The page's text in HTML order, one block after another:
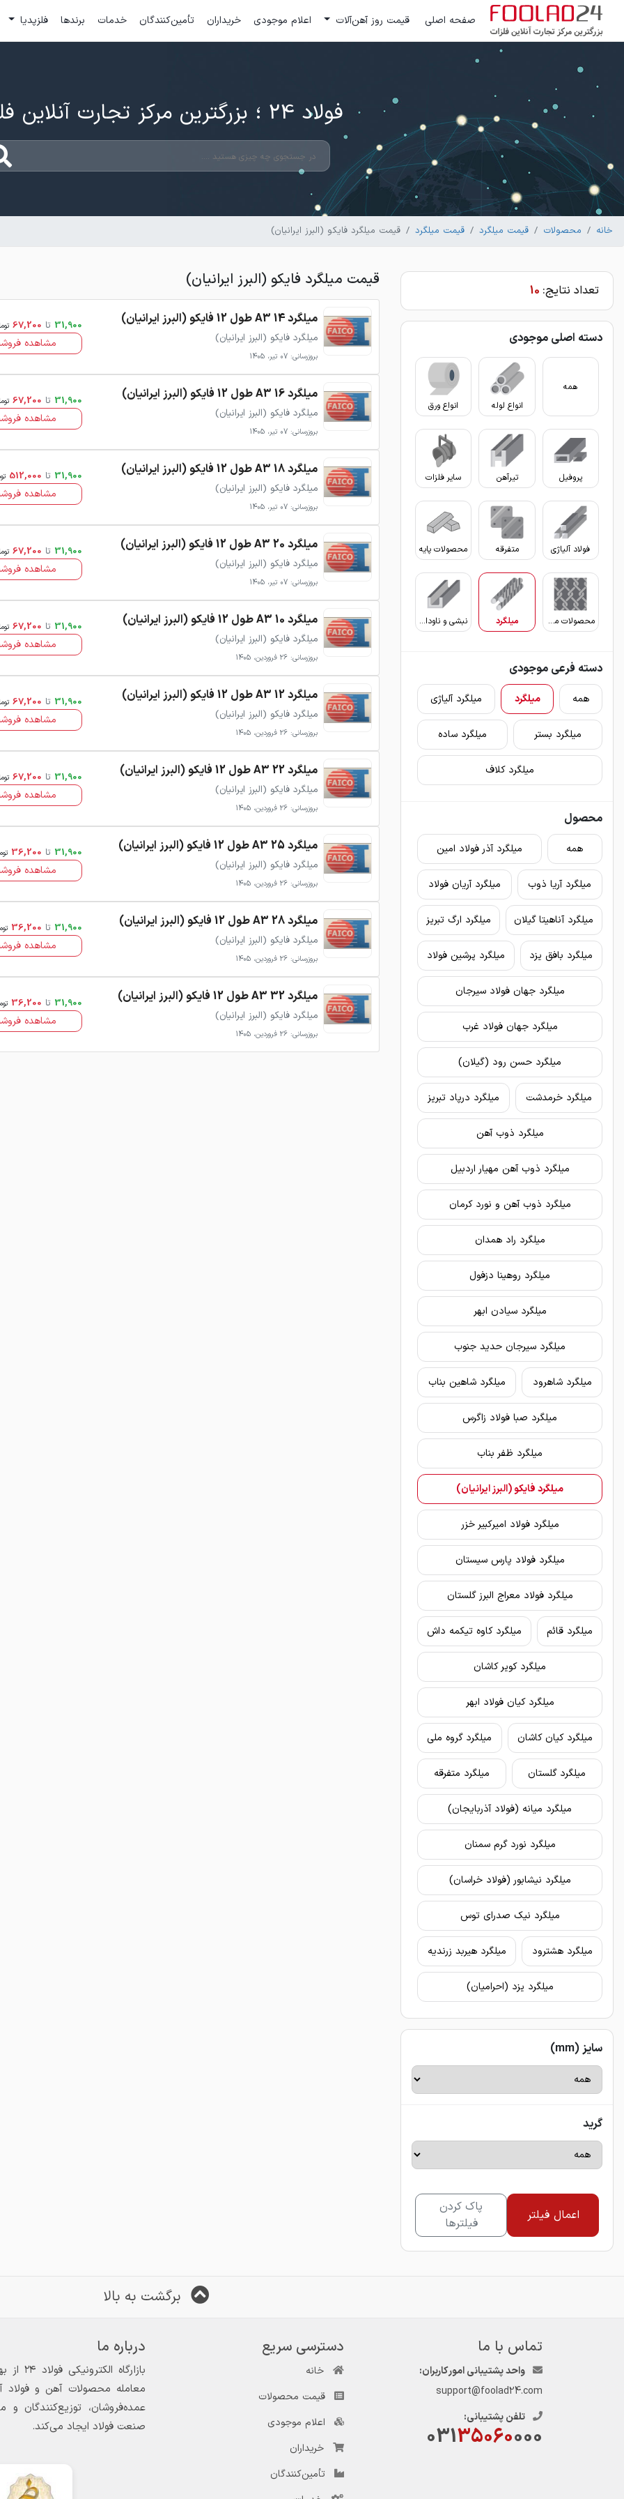
صفحه اصلی قیمت روز آهن‌آلات اعلام موجودی خریداران تأمین‌کنندگان خدمات برندها فلزپدیا
فولاد 24 ؛ بزرگترین مرکز تجارت آنلاین فلزات
خانه محصولات قیمت میلگرد قیمت میلگرد قیمت میلگرد فایکو (البرز ایرانیان)
تعداد نتایج: 10
دسته اصلی موجودی
همه
انواع لوله
انواع ورق
پروفیل تیرآهن سایر فلزات
فولاد آلیاژی متفرقه محصولات پایه
محصولات مفتولی میلگرد نبشی و ناودانی
دسته فرعی موجودی
همه میلگرد میلگرد آلیاژی
میلگرد بستر میلگرد ساده
میلگرد کلاف
محصول
همه میلگرد آذر فولاد امین
میلگرد آریا ذوب میلگرد آریان فولاد
میلگرد آناهیتا گیلان میلگرد ارگ تبریز
میلگرد بافق یزد میلگرد پرشین فولاد
میلگرد جهان فولاد سیرجان
میلگرد جهان فولاد غرب
میلگرد خرمدشت میلگرد درپاد تبریز
میلگرد ذوب آهن
میلگرد ذوب آهن مهیار اردبیل
میلگرد ذوب آهن و نورد کرمان
میلگرد راد همدان
میلگرد روهینا دزفول
میلگرد سیادن ابهر
میلگرد سیرجان حدید جنوب
میلگرد شاهرود میلگرد شاهین بناب
میلگرد صبا فولاد زاگرس
میلگرد ظفر بناب
میلگرد فایکو (البرز ایرانیان)
میلگرد فولاد امیرکبیر خزر
میلگرد فولاد پارس سیستان
میلگرد فولاد معراج البرز گلستان
میلگرد قائم میلگرد کاوه تیکمه داش
میلگرد کویر کاشان
میلگرد کیان فولاد ابهر
میلگرد کیان کاشان میلگرد گروه ملی
میلگرد گلستان میلگرد متفرقه
میلگرد میانه (فولاد آذربایجان)
میلگرد نورد گرم سمنان
میلگرد نیشابور (فولاد خراسان)
میلگرد نیک صدرای توس
میلگرد هشترود میلگرد هیربد زرندیه
میلگرد یزد (احرامیان)
سایز (mm)
گرید
اعمال فیلتر
پاک کردن
فیلترها
قیمت میلگرد فایکو (البرز ایرانیان)
میلگرد 14 A3 طول 12 فایکو (البرز ایرانیان)
میلگرد فایکو (البرز ایرانیان)
بروزرسانی: 07 تیر، 1405
31,900 تا 67,200
مشاهده
میلگرد 16 A3 طول 12 فایکو (البرز ایرانیان)
میلگرد فایکو (البرز ایرانیان)
بروزرسانی: 07 تیر، 1405
31,900 تا 67,200
مشاهده
میلگرد 18 A3 طول 12 فایکو (البرز ایرانیان)
میلگرد فایکو (البرز ایرانیان)
بروزرسانی: 07 تیر، 1405
31,900 تا 512,000
مشاهده
میلگرد 20 A3 طول 12 فایکو (البرز ایرانیان)
میلگرد فایکو (البرز ایرانیان)
بروزرسانی: 07 تیر، 1405
31,900 تا 67,200
مشاهده
میلگرد 10 A3 طول 12 فایکو (البرز ایرانیان)
میلگرد فایکو (البرز ایرانیان)
بروزرسانی: 26 فروردین، 1405
31,900 تا 67,200
مشاهده
میلگرد 12 A3 طول 12 فایکو (البرز ایرانیان)
میلگرد فایکو (البرز ایرانیان)
بروزرسانی: 26 فروردین، 1405
31,900 تا 67,200
مشاهده
میلگرد 22 A3 طول 12 فایکو (البرز ایرانیان)
میلگرد فایکو (البرز ایرانیان)
بروزرسانی: 26 فروردین، 1405
31,900 تا 67,200
مشاهده
میلگرد 25 A3 طول 12 فایکو (البرز ایرانیان)
میلگرد فایکو (البرز ایرانیان)
بروزرسانی: 26 فروردین، 1405
31,900 تا 36,200
مشاهده
میلگرد 28 A3 طول 12 فایکو (البرز ایرانیان)
میلگرد فایکو (البرز ایرانیان)
بروزرسانی: 26 فروردین، 1405
31,900 تا 36,200
مشاهده
میلگرد 32 A3 طول 12 فایکو (البرز ایرانیان)
میلگرد فایکو (البرز ایرانیان)
بروزرسانی: 26 فروردین، 1405
31,900 تا 36,200
مشاهده
برگشت به بالا
تماس با ما
واحد پشتیبانی امور کاربران:
support@foolad24.com
تلفن پشتیبانی:
03135060000
دسترسی سریع
خانه
قیمت محصولات
اعلام موجودی
خریداران
تأمین‌کنندگان
درباره ما
معامله محصولات آهن و فولاد
عمده‌فروشان، توزیع‌کنندگان
صنعت فولاد ایجاد می‌کند.